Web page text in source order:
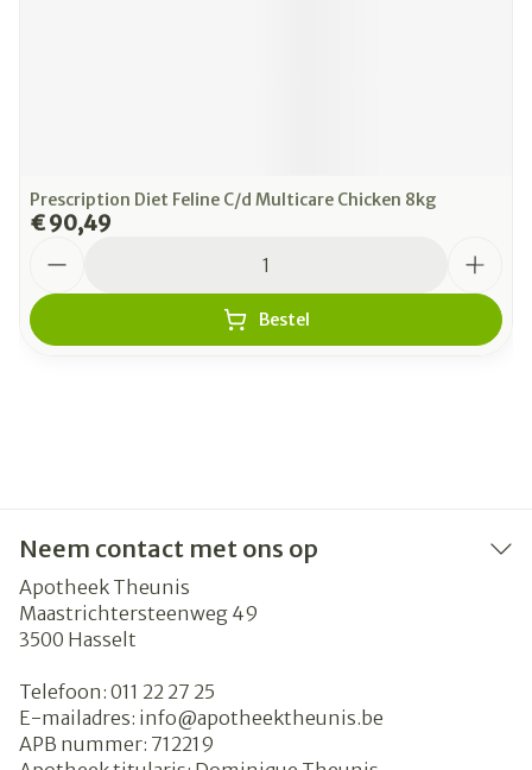
Prescription Diet Feline C/d Multicare Chicken 8kg
€ 90,49
Bestel
Neem contact met ons op
Apotheek Theunis
Maastrichtersteenweg 49
3500 Hasselt
Telefoon: 011 22 27 25
E-mailadres: info@apotheektheunis.be
APB nummer: 712219